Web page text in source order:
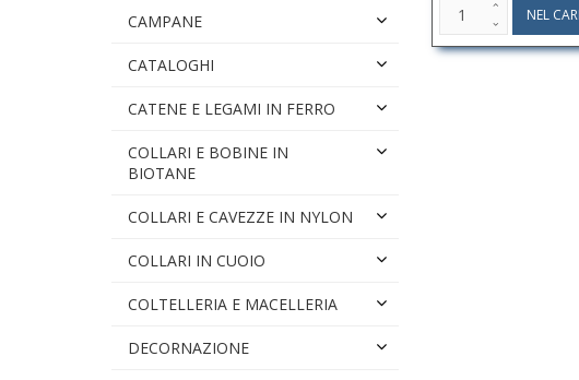
CAMPANE
CATALOGHI
CATENE E LEGAMI IN FERRO
COLLARI E BOBINE IN
BIOTANE
COLLARI E CAVEZZE IN NYLON
COLLARI IN CUOIO
COLTELLERIA E MACELLERIA
DECORNAZIONE